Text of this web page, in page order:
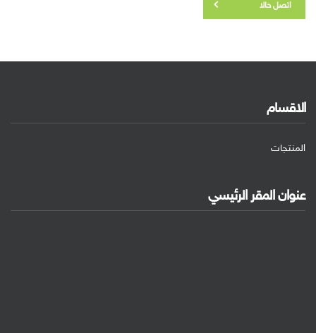
اتصل حالا
الاقسام
المنتجات
عنوان المقر الرئيسي